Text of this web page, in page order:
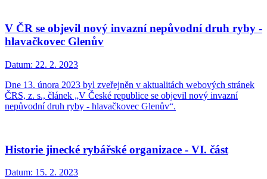
V ČR se objevil nový invazní nepůvodní druh ryby -
hlavačkovec Glenův
Datum: 22. 2. 2023
Dne 13. února 2023 byl zveřejněn v aktualitách webových stránek
ČRS, z. s., článek „V České republice se objevil nový invazní
nepůvodní druh ryby - hlavačkovec Glenův“.
Historie jinecké rybářské organizace - VI. část
Datum: 15. 2. 2023